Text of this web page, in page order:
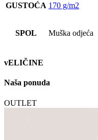
GUSTOĆA 170 g/m2
SPOL Muška odjeća
vELIČINE
Naša ponuda
OUTLET